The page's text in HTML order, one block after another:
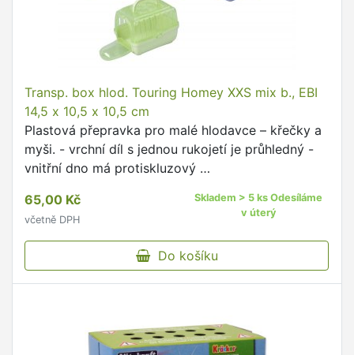
Transp. box hlod. Touring Homey XXS mix b., EBI
14,5 x 10,5 x 10,5 cm
Plastová přepravka pro malé hlodavce – křečky a
myši. - vrchní díl s jednou rukojetí je průhledný -
vnitřní dno má protiskluzový …
65,00 Kč
včetně DPH
Skladem > 5 ks Odesíláme
v úterý
Do košíku